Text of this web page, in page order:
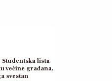
lista
većine građana,
svestan